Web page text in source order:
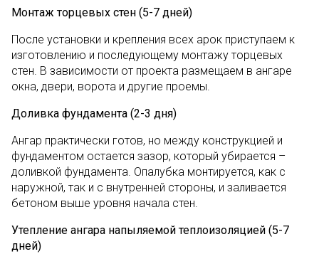
Монтаж торцевых стен (5-7 дней)
После установки и крепления всех арок приступаем к
изготовлению и последующему монтажу торцевых
стен. В зависимости от проекта размещаем в ангаре
окна, двери, ворота и другие проемы.
Доливка фундамента (2-3 дня)
Ангар практически готов, но между конструкцией и
фундаментом остается зазор, который убирается –
доливкой фундамента. Опалубка монтируется, как с
наружной, так и с внутренней стороны, и заливается
бетоном выше уровня начала стен.
Утепление ангара напыляемой теплоизоляцией (5-7
дней)